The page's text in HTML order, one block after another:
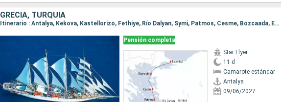
GRECIA, TURQUÍA
Itinerario : Antalya, Kekova, Kastellorizo, Fethiye, Río Dalyan, Symi, Patmos, Cesme, Bozcaada, Estambul
Pensión completa
Star Flyer
11 d
Camarote estándar
Antalya
09/06/2027